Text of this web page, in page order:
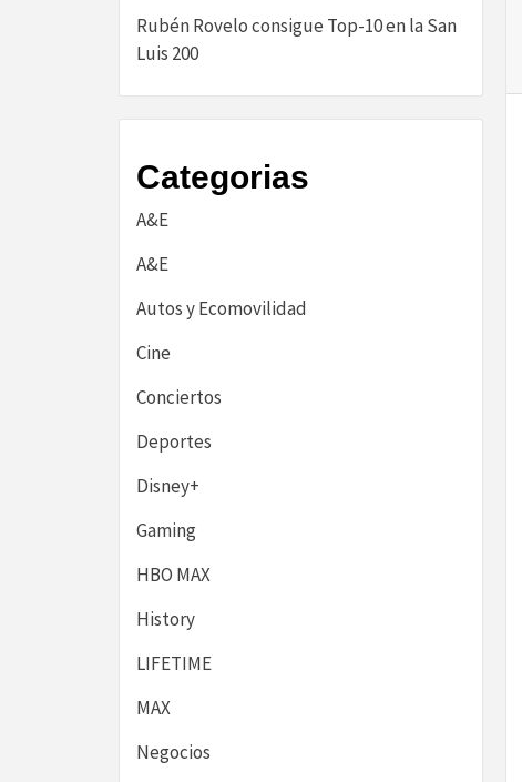
Rubén Rovelo consigue Top-10 en la San
Luis 200
Categorias
A&E
A&E
Autos y Ecomovilidad
Cine
Conciertos
Deportes
Disney+
Gaming
HBO MAX
History
LIFETIME
MAX
Negocios